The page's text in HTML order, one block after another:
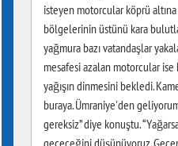
isteyen motorcular köprü altına
bölgelerinin üstünü kara
yağmura bazı vatandaşlar
mesafesi azalan motorcular ise
yağışın dinmesini bekledi.
buraya. Ümraniye'den
gereksiz” diye konuştu.